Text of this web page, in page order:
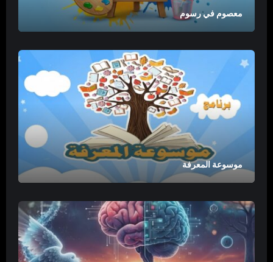
معصوم في رسوم
موسوعة المعرفة